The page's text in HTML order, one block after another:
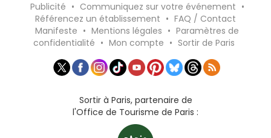
Publicité • Communiquez sur votre événement •
Référencez un établissement • FAQ / Contact
Manifeste • Mentions légales • Paramètres de
confidentialité • Mon compte • Sortir de Paris
Sortir à Paris, partenaire de
l'Office de Tourisme de Paris :